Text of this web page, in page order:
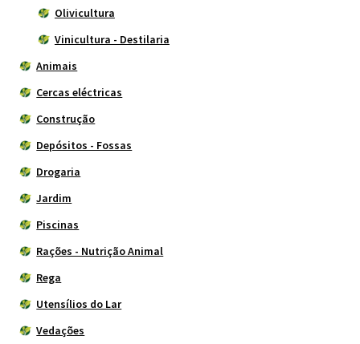
Olivicultura
Vinicultura - Destilaria
Animais
Cercas eléctricas
Construção
Depósitos - Fossas
Drogaria
Jardim
Piscinas
Rações - Nutrição Animal
Rega
Utensílios do Lar
Vedações